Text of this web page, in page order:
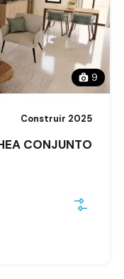
9
Construir 2025
CONJUNTO